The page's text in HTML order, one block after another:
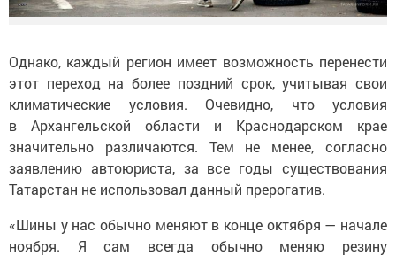
Однако, каждый регион имеет возможность перенести
этот переход на более поздний срок, учитывая свои
климатические условия. Очевидно, что условия
в Архангельской области и Краснодарском крае
значительно различаются. Тем не менее, согласно
заявлению автоюриста, за все годы существования
Татарстан не использовал данный прерогатив.
«Шины у нас обычно меняют в конце октября — начале
ноября. Я сам всегда обычно меняю резину